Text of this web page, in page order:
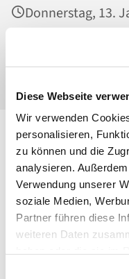
Diese Webseite
Wir verwenden
personalisieren,
zu können und die
analysieren.
Verwendung unserer
soziale Medien,
Partner führen diese
weiteren Daten
Donnerstag, 13.
Heilig Kreuz,
13053 Berlin